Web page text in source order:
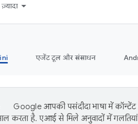
ज़्यादा
एजेंट टूल और संसाधन
Google आपकी पसंदीदा भाषा में
करता है. एआई से मिले अनुवादों में